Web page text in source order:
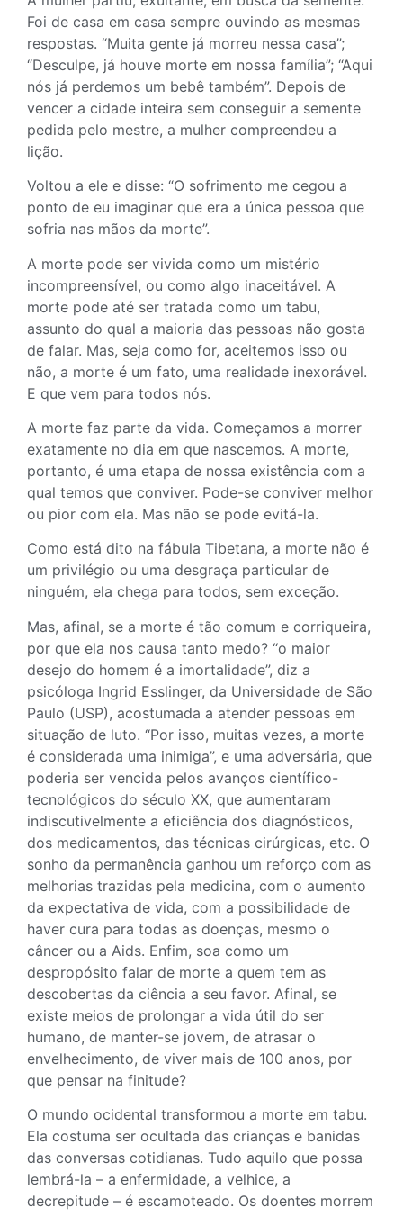
Foi de casa em casa sempre ouvindo as mesmas
respostas. “Muita gente já morreu nessa casa”;
“Desculpe, já houve morte em nossa família”; “Aqui
nós já perdemos um bebê também”. Depois de
vencer a cidade inteira sem conseguir a semente
pedida pelo mestre, a mulher compreendeu a
lição.
Voltou a ele e disse: “O sofrimento me cegou a
ponto de eu imaginar que era a única pessoa que
sofria nas mãos da morte”.
A morte pode ser vivida como um mistério
incompreensível, ou como algo inaceitável. A
morte pode até ser tratada como um tabu,
assunto do qual a maioria das pessoas não gosta
de falar. Mas, seja como for, aceitemos isso ou
não, a morte é um fato, uma realidade inexorável.
E que vem para todos nós.
A morte faz parte da vida. Começamos a morrer
exatamente no dia em que nascemos. A morte,
portanto, é uma etapa de nossa existência com a
qual temos que conviver. Pode-se conviver melhor
ou pior com ela. Mas não se pode evitá-la.
Como está dito na fábula Tibetana, a morte não é
um privilégio ou uma desgraça particular de
ninguém, ela chega para todos, sem exceção.
Mas, afinal, se a morte é tão comum e corriqueira,
por que ela nos causa tanto medo? “o maior
desejo do homem é a imortalidade”, diz a
psicóloga Ingrid Esslinger, da Universidade de São
Paulo (USP), acostumada a atender pessoas em
situação de luto. “Por isso, muitas vezes, a morte
é considerada uma inimiga”, e uma adversária, que
poderia ser vencida pelos avanços científico-
tecnológicos do século XX, que aumentaram
indiscutivelmente a eficiência dos diagnósticos,
dos medicamentos, das técnicas cirúrgicas, etc. O
sonho da permanência ganhou um reforço com as
melhorias trazidas pela medicina, com o aumento
da expectativa de vida, com a possibilidade de
haver cura para todas as doenças, mesmo o
câncer ou a Aids. Enfim, soa como um
despropósito falar de morte a quem tem as
descobertas da ciência a seu favor. Afinal, se
existe meios de prolongar a vida útil do ser
humano, de manter-se jovem, de atrasar o
envelhecimento, de viver mais de 100 anos, por
que pensar na finitude?
O mundo ocidental transformou a morte em tabu.
Ela costuma ser ocultada das crianças e banidas
das conversas cotidianas. Tudo aquilo que possa
lembrá-la – a enfermidade, a velhice, a
decrepitude – é escamoteado. Os doentes morrem